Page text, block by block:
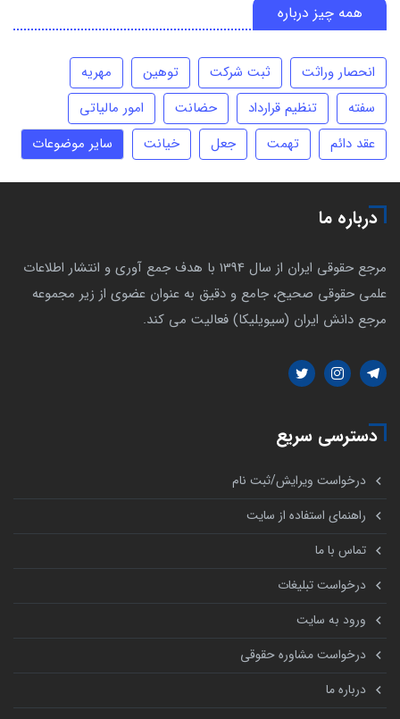
همه چیز درباره
انحصار وراثت ثبت شرکت توهین
مهریه
سفته
تنظیم قرارداد حضانت
امور مالیاتی
عقد دائم
تهمت جعل خیانت سایر موضوعات
درباره ما
مرجع حقوقی ایران از سال 1394 با هدف جمع آوری و انتشار اطلاعات
علمی حقوقی صحیح، جامع و دقیق به عنوان عضوی از زیر مجموعه
مرجع دانش ایران (سیویلیکا) فعالیت می کند.
دسترسی سریع
درخواست ویرایش/ثبت نام
راهنمای استفاده از سایت
تماس با ما
درخواست تبلیغات
ورود به سایت
درخواست مشاوره حقوقی
درباره ما